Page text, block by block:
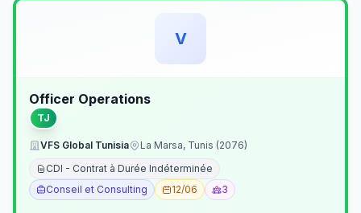
V
Officer Operations
TJ
VFS Global Tunisia
La Marsa, Tunis (2076)
CDI - Contrat à Durée Indéterminée
Conseil et Consulting
12/06 3